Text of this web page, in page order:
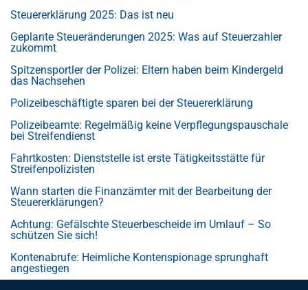
Steuererklärung 2025: Das ist neu
Geplante Steueränderungen 2025: Was auf Steuerzahler
zukommt
Spitzensportler der Polizei: Eltern haben beim Kindergeld
das Nachsehen
Polizeibeschäftigte sparen bei der Steuererklärung
Polizeibeamte: Regelmäßig keine Verpflegungspauschale
bei Streifendienst
Fahrtkosten: Dienststelle ist erste Tätigkeitsstätte für
Streifenpolizisten
Wann starten die Finanzämter mit der Bearbeitung der
Steuererklärungen?
Achtung: Gefälschte Steuerbescheide im Umlauf – So
schützen Sie sich!
Kontenabrufe: Heimliche Kontenspionage sprunghaft
angestiegen